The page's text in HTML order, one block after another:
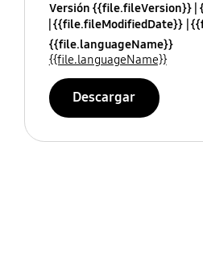
Versión {{file.fileVersion}}
{{file.fileModifiedDate}}
{{file.languageName}}
{{file.languageName}}
Descargar